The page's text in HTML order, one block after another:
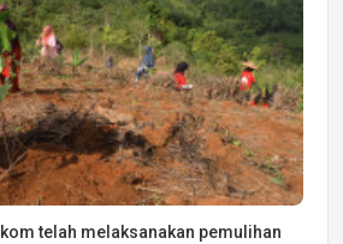
telah melaksanakan pemulihan